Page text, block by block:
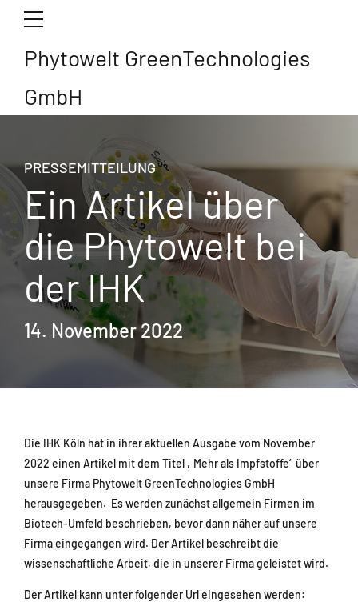
Phytowelt GreenTechnologies
GmbH
PRESSEMITTEILUNG
Ein Artikel über
die Phytowelt bei
der IHK
14. November 2022
Die IHK Köln hat in ihrer aktuellen Ausgabe vom November
2022 einen Artikel mit dem Titel ‚Mehr als Impfstoffe‘ über
unsere Firma Phytowelt GreenTechnologies GmbH
herausgegeben. Es werden zunächst allgemein Firmen im
Biotech-Umfeld beschrieben, bevor dann näher auf unsere
Firma eingegangen wird. Der Artikel beschreibt die
wissenschaftliche Arbeit, die in unserer Firma geleistet wird.
Der Artikel kann unter folgender Url eingesehen werden: